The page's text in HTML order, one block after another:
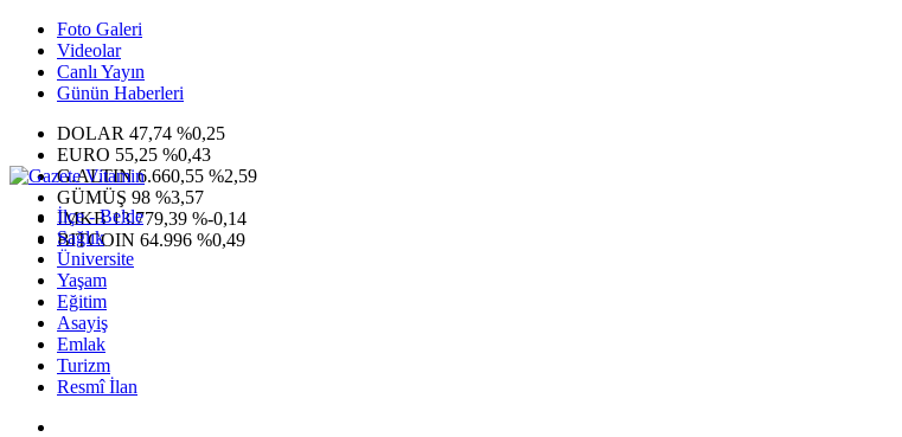
Foto Galeri
Videolar
Canlı Yayın
Günün Haberleri
DOLAR 47,74 %0,25
EURO 55,25 %0,43
G.ALTIN6.660,55 %2,59
GÜMÜŞ 98 %3,57
IMKB13.779,39 %-0,14
BITCOIN 64.996 %0,49
İlçe - Belde
Sağlık
Üniversite
Yaşam
Eğitim
Asayiş
Emlak
Turizm
Resmî İlan